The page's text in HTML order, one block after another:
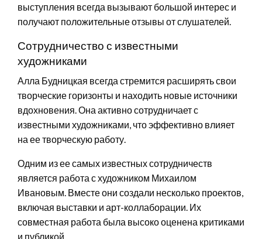
выступления всегда вызывают большой интерес и
получают положительные отзывы от слушателей.
Сотрудничество с известными
художниками
Алла Будницкая всегда стремится расширять свои
творческие горизонты и находить новые источники
вдохновения. Она активно сотрудничает с
известными художниками, что эффективно влияет
на ее творческую работу.
Одним из ее самых известных сотрудничеств
является работа с художником Михаилом
Ивановым. Вместе они создали несколько проектов,
включая выставки и арт-коллаборации. Их
совместная работа была высоко оценена критиками
и публикой.